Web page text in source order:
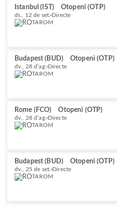
Istanbul (IST) Otopeni (OTP)
ds., 12 de set. Directe
TAROM
Budapest (BUD) Otopeni (OTP)
dv., 28 d’ag. Directe
TAROM
Rome (FCO) Otopeni (OTP)
dv., 28 d’ag. Directe
TAROM
Budapest (BUD) Otopeni (OTP)
dv., 25 de set. Directe
TAROM